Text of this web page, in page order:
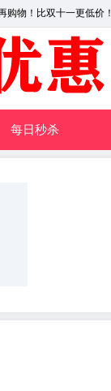
购物！比双十一更低价！
每日秒杀